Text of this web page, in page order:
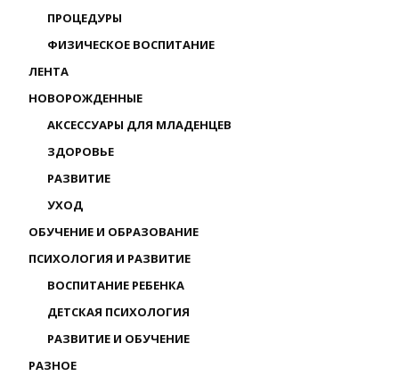
ПРОЦЕДУРЫ
ФИЗИЧЕСКОЕ ВОСПИТАНИЕ
ЛЕНТА
НОВОРОЖДЕННЫЕ
АКСЕССУАРЫ ДЛЯ МЛАДЕНЦЕВ
ЗДОРОВЬЕ
РАЗВИТИЕ
УХОД
ОБУЧЕНИЕ И ОБРАЗОВАНИЕ
ПСИХОЛОГИЯ И РАЗВИТИЕ
ВОСПИТАНИЕ РЕБЕНКА
ДЕТСКАЯ ПСИХОЛОГИЯ
РАЗВИТИЕ И ОБУЧЕНИЕ
РАЗНОЕ